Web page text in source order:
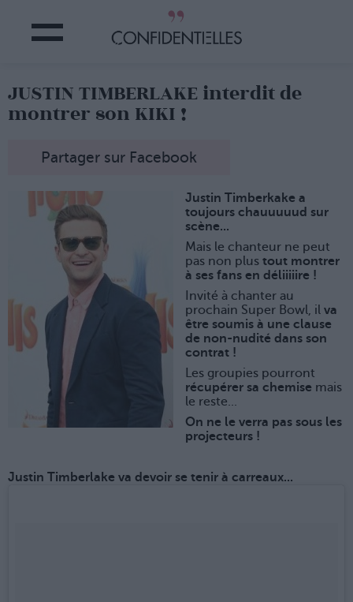
JUSTIN TIMBERLAKE interdit de
montrer son KIKI !
Partager sur Facebook
Justin Timberkake a
toujours chauuuuud sur
scène...
Mais le chanteur ne peut
pas non plus tout montrer
à ses fans en déliiiiire !
Invité à chanter au
prochain Super Bowl, il va
être soumis à une clause
de non-nudité dans son
contrat !
Les groupies pourront
récupérer sa chemise mais
le reste...
On ne le verra pas sous les
projecteurs !
Justin Timberlake va devoir se tenir à carreaux...